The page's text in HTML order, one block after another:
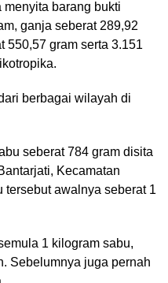
barang bukti
ganja seberat 289,92
550,57 gram serta 3.151
berbagai wilayah di
seberat 784 gram disita
Kecamatan
tersebut awalnya seberat 1
1 kilogram sabu,
Sebelumnya juga pernah